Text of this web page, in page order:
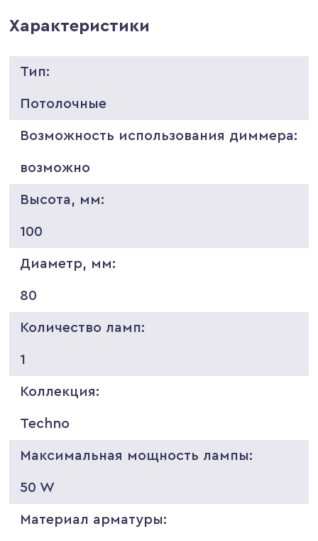
Характеристики
Тип:
Потолочные
Возможность использования диммера:
возможно
Высота, мм:
100
Диаметр, мм:
80
Количество ламп:
1
Коллекция:
Techno
Максимальная мощность лампы:
50 W
Материал арматуры: